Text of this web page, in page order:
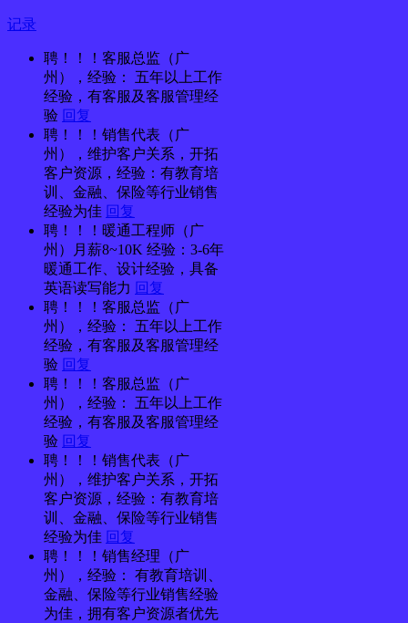
记录
聘！！！客服总监（广
州），经验： 五年以上工作
经验，有客服及客服管理经
验 回复
聘！！！销售代表（广
州），维护客户关系，开拓
客户资源，经验：有教育培
训、金融、保险等行业销售
经验为佳 回复
聘！！！暖通工程师（广
州）月薪8~10K 经验：3-6年
暖通工作、设计经验，具备
英语读写能力 回复
聘！！！客服总监（广
州），经验： 五年以上工作
经验，有客服及客服管理经
验 回复
聘！！！客服总监（广
州），经验： 五年以上工作
经验，有客服及客服管理经
验 回复
聘！！！销售代表（广
州），维护客户关系，开拓
客户资源，经验：有教育培
训、金融、保险等行业销售
经验为佳 回复
聘！！！销售经理（广
州），经验： 有教育培训、
金融、保险等行业销售经验
为佳，拥有客户资源者优先